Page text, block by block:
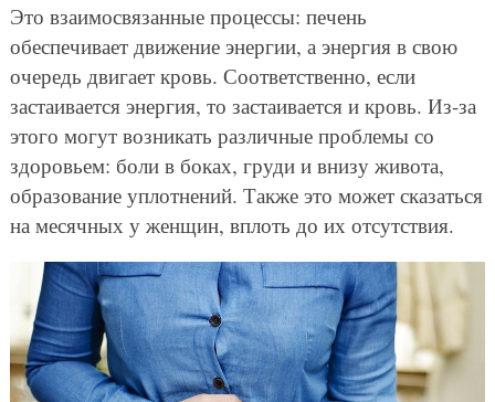
Это взаимосвязанные процессы: печень
обеспечивает движение энергии, а энергия в свою
очередь двигает кровь. Соответственно, если
застаивается энергия, то застаивается и кровь. Из-за
этого могут возникать различные проблемы со
здоровьем: боли в боках, груди и внизу живота,
образование уплотнений. Также это может сказаться
на месячных у женщин, вплоть до их отсутствия.